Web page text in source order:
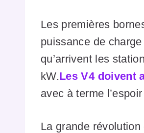
Les premières
puissance de
qu’arrivent les
kW.Les V4 doivent
avec à terme
La grande